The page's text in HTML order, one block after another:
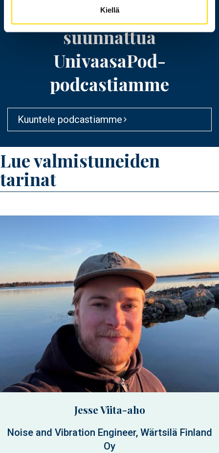
Kiellä
Kuuntele hakijoille
suunnattua
UnivaasaPod-
podcastiamme
Kuuntele podcastiamme
Lue valmistuneiden
tarinat
Jesse Viita-aho
Noise and Vibration Engineer, Wärtsilä Finland
Oy